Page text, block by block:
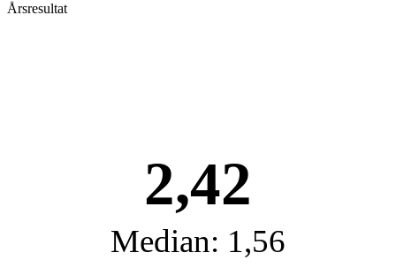
Årsresultat
2,42
Median: 1,56